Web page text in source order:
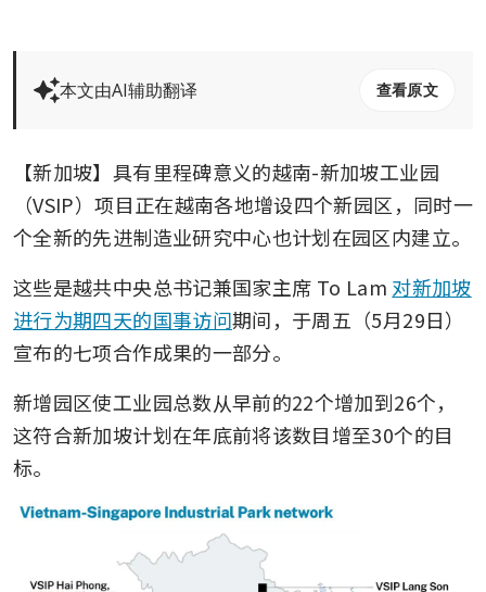
本文由AI辅助翻译 查看原文
【新加坡】具有里程碑意义的越南-新加坡工业园
（VSIP）项目正在越南各地增设四个新园区，同时一
个全新的先进制造业研究中心也计划在园区内建立。
这些是越共中央总书记兼国家主席 To Lam 对新加坡
进行为期四天的国事访问期间，于周五（5月29日）
宣布的七项合作成果的一部分。
新增园区使工业园总数从早前的22个增加到26个，
这符合新加坡计划在年底前将该数目增至30个的目
标。